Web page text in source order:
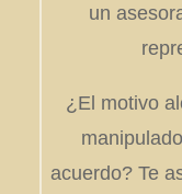
un
¿El motivo
acuerdo? Te